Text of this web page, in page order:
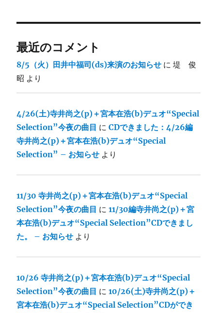
最近のコメント
8/5（火）田井中福司(ds)来演のお知らせ に堤 俊
昭 より
4/26(土)寺井尚之(p)＋宮本在浩(b)デュオ“Special
Selection”今夜の曲目 にCDできました：4/26編
寺井尚之(p)＋宮本在浩(b)デュオ“Special
Selection” – お知らせ より
11/30 寺井尚之(p)＋宮本在浩(b)デュオ“Special
Selection”今夜の曲目 に11/30編寺井尚之(p)＋宮
本在浩(b)デュオ“Special Selection”CDできまし
た。 – お知らせ より
10/26 寺井尚之(p)＋宮本在浩(b)デュオ“Special
Selection”今夜の曲目 に10/26(土)寺井尚之(p)＋
宮本在浩(b)デュオ“Special Selection”CDができ